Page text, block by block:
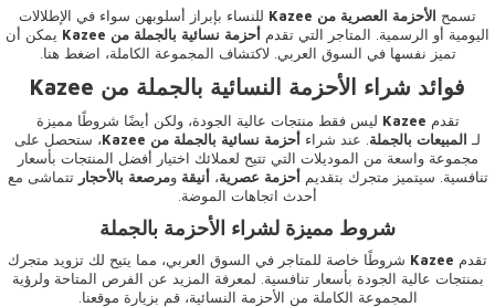
تسمح الأحزمة العصرية من Kazee
للنساء بإبراز أسلوبهن سواء في الإطلالات
اليومية أو الرسمية. المتاجر التي تقدم أحزمة نسائية بالجملة من Kazee
يمكن أن
تميز نفسها في السوق العربي. لاكتشاف المجموعة الكاملة، اضغط هنا
فوائد شراء الأحزمة النسائية بالجملة من Kazee
تقدم Kazee ليس فقط منتجات عالية الجودة، ولكن أيضًا شروطًا مميزة
لـ المبيعات بالجملة . عند شراء أحزمة نسائية بالجملة من Kazee
، ستحصل على
مجموعة واسعة من الموديلات التي تتيح لعملائك اختيار أفضل المنتجات بأسعار
تنافسية. سيتميز متجرك بتقديمأحزمة عصرية،أنيقة ومرصعة بالأحجار تتماشى مع
أحدث اتجاهات الموضة.
شروط مميزة لشراء الأحزمة بالجملة
تقدم Kazee شروطًا خاصة للمتاجر في السوق العربي، مما يتيح لك تزويد متجرك
بمنتجات عالية الجودة بأسعار تنافسية. لمعرفة المزيد عن الفرص المتاحة ولرؤية
المجموعة الكاملة من الأحزمة النسائية،قم بزيارة موقعنا